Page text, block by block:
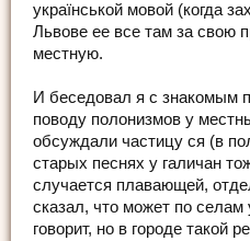
українськой мовой (когда
Львове ее все там за свою
местную.
И беседовал я с знакомым
поводу полонизмов у
обсуждали частицу ся (в
старых песнях у галичан
случается плавающей,
сказал, что может по селам
говорит, но в городе такой